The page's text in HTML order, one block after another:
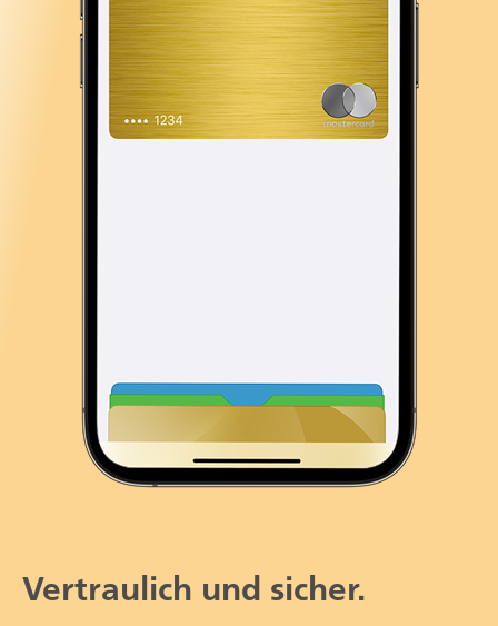
Vertraulich und sicher.